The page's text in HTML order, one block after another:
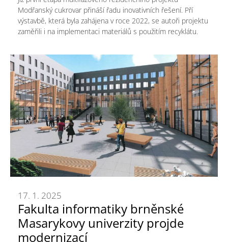
Modřanský cukrovar přináší řadu inovativních řešení. Pří
výstavbě, která byla zahájena v roce 2022, se autoři projektu
zaměřili i na implementaci materiálů s použitím recyklátu.
Fakulta informatiky brněnské
Masarykovy univerzity projde
modernizací
17. 1. 2025